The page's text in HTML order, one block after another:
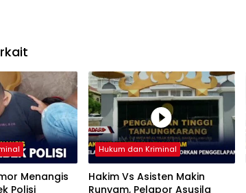
Menangis
Polisi
Hukum dan Kriminal
Hakim Vs Asisten Makin
Runyam, Pelapor Asusila